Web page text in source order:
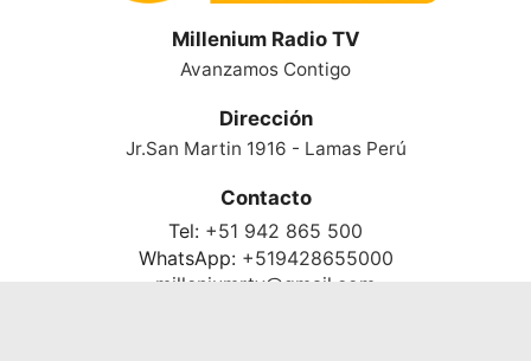
Millenium Radio TV
Avanzamos Contigo
Dirección
Jr.San Martin 1916 - Lamas Perú
Contacto
Tel: +51 942 865 500
WhatsApp: +519428655000
milleniumrtv@gmail.com